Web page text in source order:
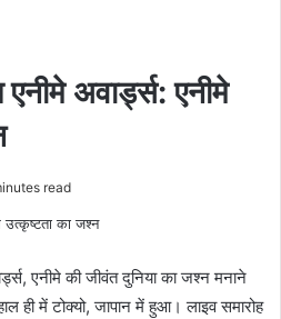
अवार्ड्स: एनीमे
read
एनीमे की जीवंत दुनिया का जश्न मनाने
ही में टोक्यो, जापान में हुआ। लाइव समारोह